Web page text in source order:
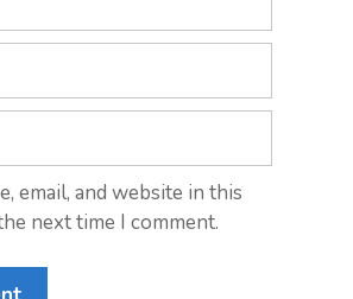
email, and website in this
next time I comment.